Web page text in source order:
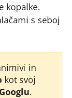
kopalke.
s seboj
in
kot svoj
.